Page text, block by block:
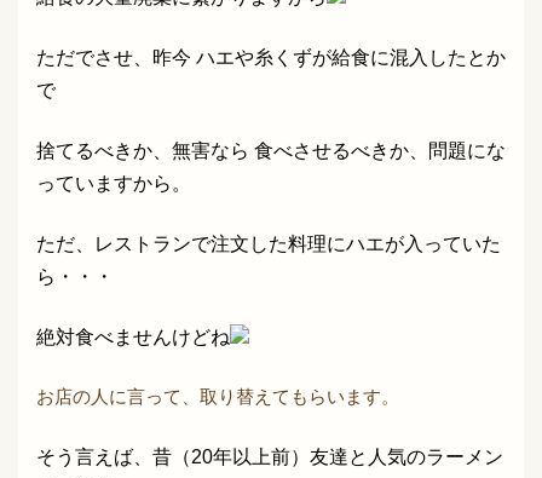
ただでさせ、昨今 ハエや糸くずが給食に混入したとか
で
捨てるべきか、無害なら 食べさせるべきか、問題にな
っていますから。
ただ、レストランで注文した料理にハエが入っていた
ら・・・
絶対食べませんけどね
お店の人に言って、取り替えてもらいます。
そう言えば、昔（20年以上前）友達と人気のラーメン